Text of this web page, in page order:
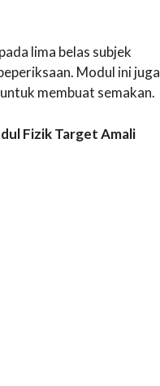
lima belas subjek
Modul ini juga
membuat semakan.
Fizik Target Amali